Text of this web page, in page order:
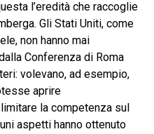
l’eredità che raccoglie
Gli Stati Uniti, come
non hanno mai
Conferenza di Roma
volevano, ad esempio,
aprire
la competenza sul
aspetti hanno ottenuto